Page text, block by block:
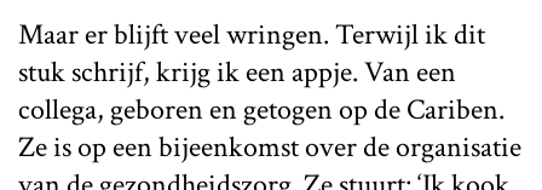
Maar er blijft veel wringen. Terwijl ik dit
stuk schrijf, krijg ik een appje. Van een
collega, geboren en getogen op de Cariben.
Ze is op een bijeenkomst over de organisatie